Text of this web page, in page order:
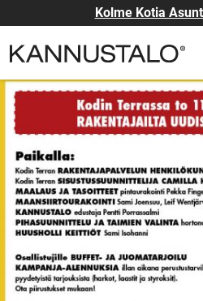
Kolme Kotia